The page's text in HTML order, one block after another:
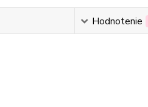
Hodnotenie